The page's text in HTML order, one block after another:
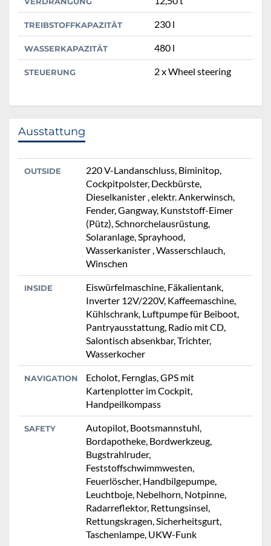
TREIBSTOFFKAPAZITÄT 230 l
WASSERKAPAZITÄT 480 l
STEUERUNG 2 x Wheel steering
Ausstattung
OUTSIDE
220 V-Landanschluss, Biminitop,
Cockpitpolster, Deckbürste,
Dieselkanister , elektr. Ankerwinsch,
Fender, Gangway, Kunststoff-Eimer
(Pütz), Schnorchelausrüstung,
Solaranlage, Sprayhood,
Wasserkanister , Wasserschlauch,
Winschen
INSIDE
Eiswürfelmaschine, Fäkalientank,
Inverter 12V/220V, Kaffeemaschine,
Kühlschrank, Luftpumpe für Beiboot,
Pantryausstattung, Radio mit CD,
Salontisch absenkbar, Trichter,
Wasserkocher
NAVIGATION
Echolot, Fernglas, GPS mit
Kartenplotter im Cockpit,
Handpeilkompass
SAFETY
Autopilot, Bootsmannstuhl,
Bordapotheke, Bordwerkzeug,
Bugstrahlruder,
Feststoffschwimmwesten,
Feuerlöscher, Handbilgepumpe,
Leuchtboje, Nebelhorn, Notpinne,
Radarreflektor, Rettungsinsel,
Rettungskragen, Sicherheitsgurt,
Taschenlampe, UKW-Funk